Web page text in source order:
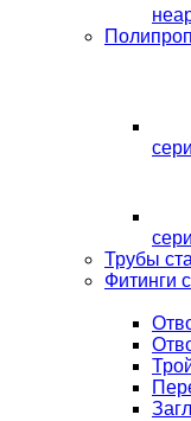
Трубы
Фитинги